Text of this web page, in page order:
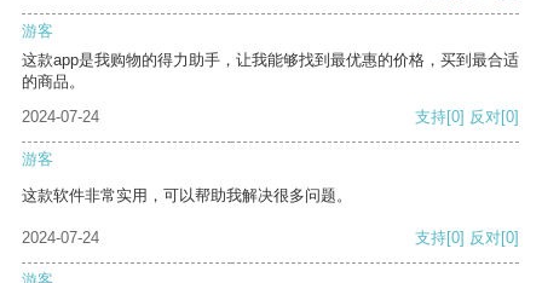
游客
这款app是我购物的得力助手，让我能够找到最优惠的价格，买到最合适
的商品。
2024-07-24
支持[0] 反对[0]
游客
这款软件非常实用，可以帮助我解决很多问题。
2024-07-24 支持[0] 反对[0]